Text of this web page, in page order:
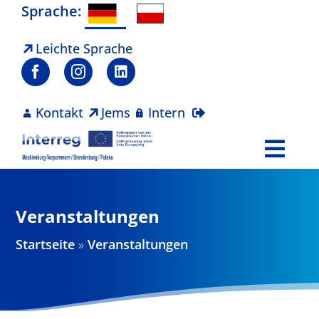
Zum
springen
Sprache:
Leichte Sprache
Kontakt Jems Intern
Projekte
Veranstaltungen
Startseite »Veranstaltungen